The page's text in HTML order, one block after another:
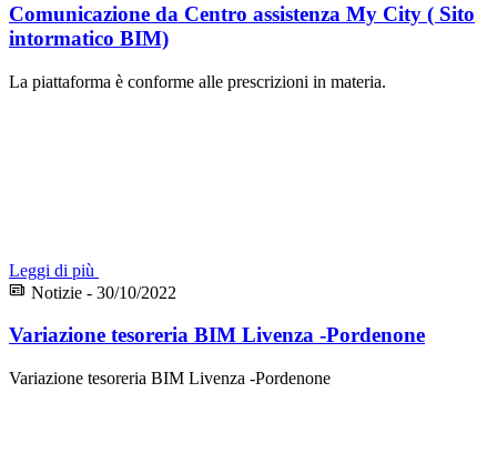
Comunicazione da Centro assistenza My City ( Sito
intormatico BIM)
La piattaforma è conforme alle prescrizioni in materia.
Leggi di più
Notizie - 30/10/2022
Variazione tesoreria BIM Livenza -Pordenone
Variazione tesoreria BIM Livenza -Pordenone